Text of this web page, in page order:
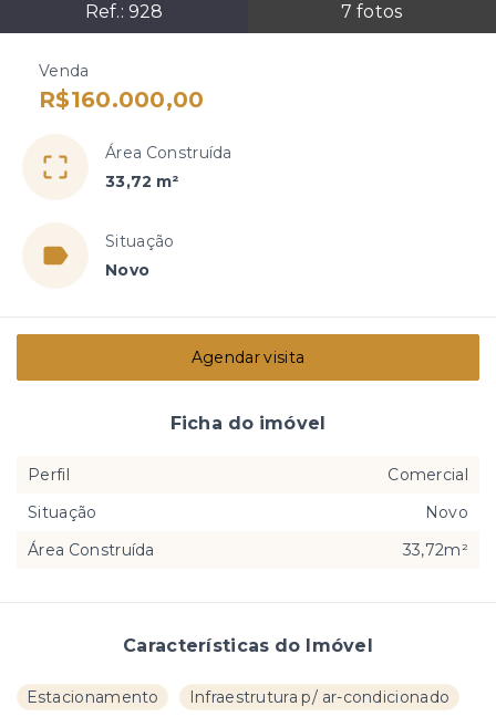
Ref.: 928 7 fotos
Venda
R$160.000,00
Área Construída
33,72 m²
Situação
Novo
Características do Imóvel
Estacionamento Infraestrutura p/ ar-condicionado
Agendar visita
Ficha do imóvel
Perfil
Comercial
Situação
Novo
Área Construída
33,72m²